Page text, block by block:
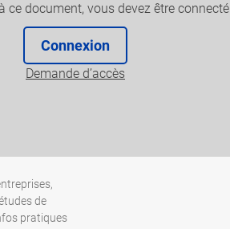
ce document, vous devez être connecté
Connexion
Demande d’accès
de
pratiques